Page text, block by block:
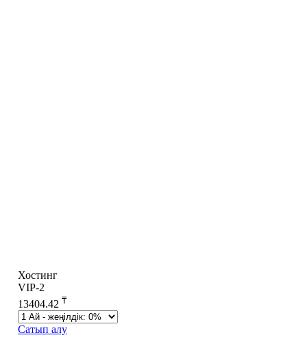
Хостинг
VIP-2
13404.42 ₸
Сатып алу